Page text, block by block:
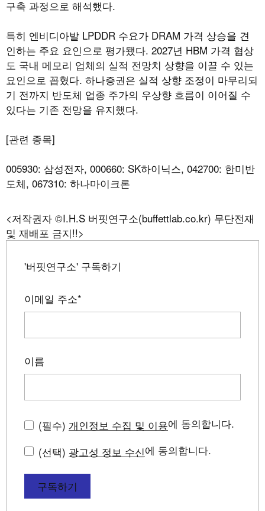
구축 과정으로 해석했다.
특히 엔비디아발 LPDDR 수요가 DRAM 가격 상승을 견
인하는 주요 요인으로 평가됐다. 2027년 HBM 가격 협상
도 국내 메모리 업체의 실적 전망치 상향을 이끌 수 있는
요인으로 꼽혔다. 하나증권은 실적 상향 조정이 마무리되
기 전까지 반도체 업종 주가의 우상향 흐름이 이어질 수
있다는 기존 전망을 유지했다.
[관련 종목]
005930: 삼성전자, 000660: SK하이닉스, 042700: 한미반
도체, 067310: 하나마이크론
<저작권자 ©I.H.S 버핏연구소(buffettlab.co.kr) 무단전재
및 재배포 금지!!>
'버핏연구소' 구독하기
이메일 주소*
이름
(필수) 개인정보 수집 및 이용에 동의합니다.
(선택) 광고성 정보 수신에 동의합니다.
구독하기